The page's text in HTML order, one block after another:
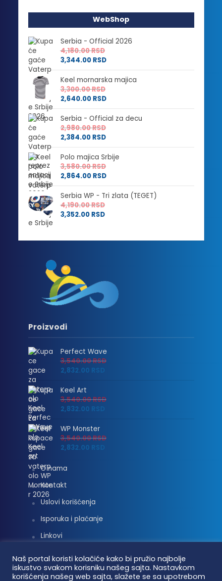
WebShop
Serbia - Official 2026
4,180.00RSD
3,344.00 RSD
Keel mornarska majica
3,300.00RSD
2,640.00 RSD
Serbia - Official za decu
2,980.00RSD
2,384.00 RSD
Polo majica Srbije
3,580.00RSD
2,864.00 RSD
Serbia WP - Tri zlata (TEGET)
4,190.00RSD
3,352.00 RSD
Proizvodi
Perfect Wave
3,540.00RSD
2,832.00 RSD
Keel Art
3,540.00RSD
2,832.00 RSD
WP Monster
3,540.00RSD
2,832.00 RSD
O nama
Kontakt
Uslovi korišćenja
Isporuka i plaćanje
Linkovi
Naš portal koristi kolačiće kako bi pružio najbolje
iskustvo svakom korisniku našeg sajta. Nastavkom
korišćenja našeg web sajta, slažete se sa upotrebom